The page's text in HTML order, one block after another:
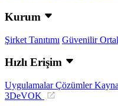
Kurum
Şirket Tanıtımı Güvenilir
Hızlı Erişim
UygulamalarÇözümler
3DeVOK